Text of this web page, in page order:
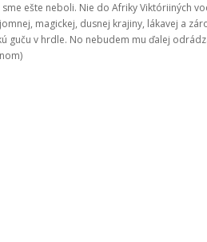
ešte neboli. Nie do Afriky Viktóriiných
magickej, dusnej krajiny, lákavej a
guču v hrdle. No nebudem mu ďalej